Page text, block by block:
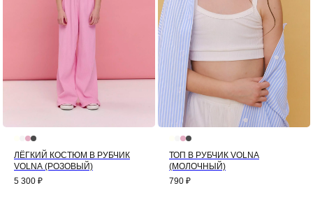
ЛЁГКИЙ КОСТЮМ В РУБЧИК
VOLNA (РОЗОВЫЙ)
5 300 ₽
ТОП В РУБЧИК VOLNA
(МОЛОЧНЫЙ)
790 ₽